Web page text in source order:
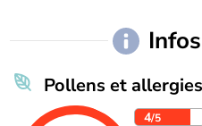
Pollens et allergies
4/5